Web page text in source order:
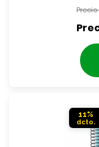
11%